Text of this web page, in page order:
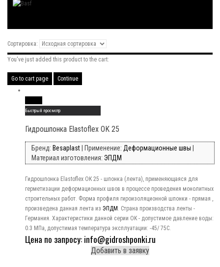
Сортировка:
You've just added this product to the cart:
Go to cart page Continue
Быстрый просмотр
Гидрошпонка Elastoflex OK 25
Бренд: Besaplast | Применение: Деформационные швы
Материал изготовления: ЭПДМ
Гидрошпонка Elastoflex OK 25 - шпонка (лента), применяющаяся для
герметизации деформационных швов в процессе проведения монолитных
строительных работ. Форма профиля гироизоляционной шпонки - прямая ,
произведена данная лента из ЭПДМ . Страна производства ленты -
Германия. Характеристики данной серии OK - допустимое давление воды:
0.3 МПа, допустимая температура эксплуатации: -45/ 75C.
Цена по запросу: info@gidroshponki.ru
Добавить в заявку